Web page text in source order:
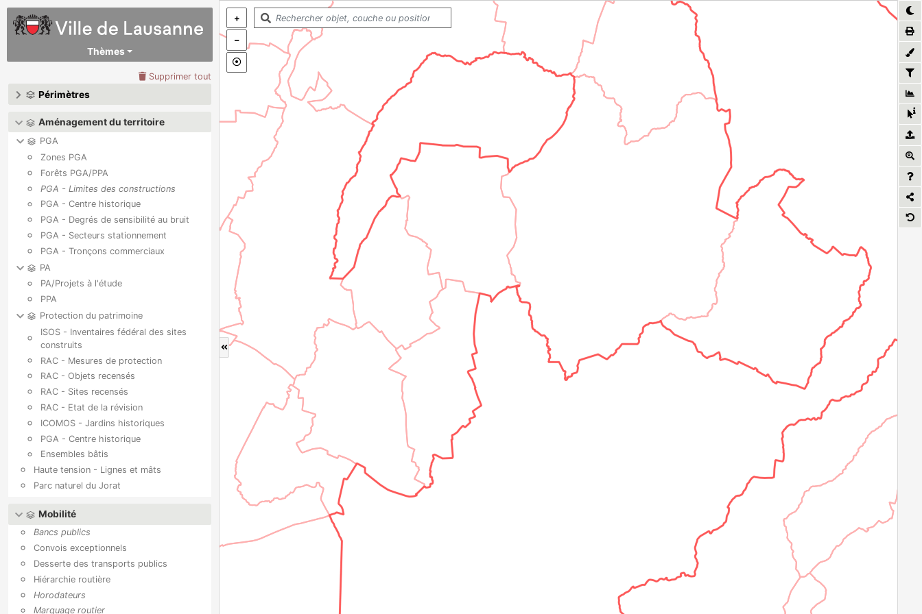
Thèmes
Supprimer tout
Périmètres
Aménagement du territoire
PGA
Zones PGA
Forêts PGA/PPA
PGA - Limites des constructions
PGA - Centre historique
PGA - Degrés de sensibilité au bruit
PGA - Secteurs stationnement
PGA - Tronçons commerciaux
PA
PA/Projets à l'étude
PPA
Protection du patrimoine
ISOS - Inventaires fédéral des sites
construits
RAC - Mesures de protection
RAC - Objets recensés
RAC - Sites recensés
RAC - Etat de la révision
ICOMOS - Jardins historiques
PGA - Centre historique
Ensembles bâtis
Haute tension - Lignes et mâts
Parc naturel du Jorat
Mobilité
Bancs publics
Convois exceptionnels
Desserte des transports publics
Hiérarchie routière
Horodateurs
Marquage routier
+
–